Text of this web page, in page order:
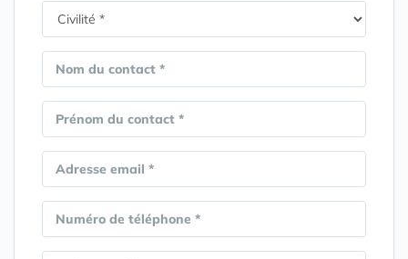
Nom du contact *
Prénom du contact *
Adresse email *
Numéro de téléphone *